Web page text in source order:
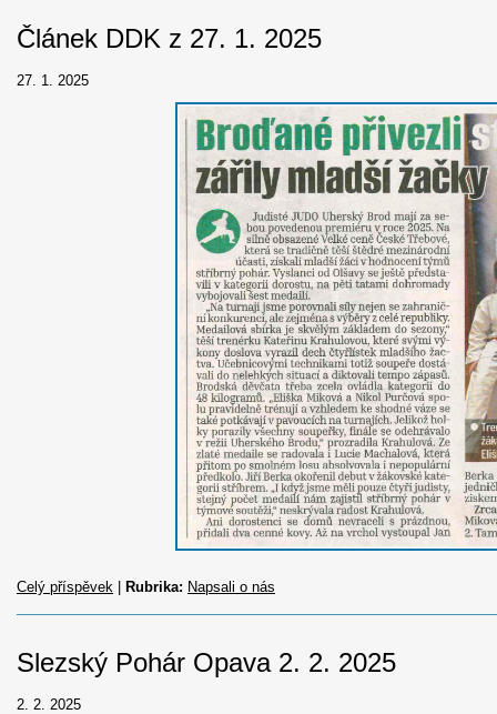
Článek DDK z 27. 1. 2025
27. 1. 2025
Celý příspěvek | Rubrika: Napsali o nás
Slezský Pohár Opava 2. 2. 2025
2. 2. 2025